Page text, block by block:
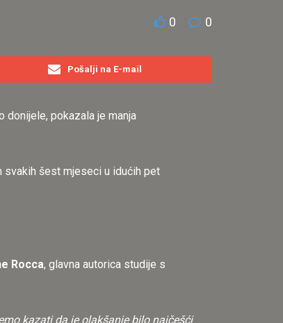
0 0
Pošalji na E-mail
donijele, pokazala je manja
svakih šest mjeseci u idućih pet
Rocca, glavna autorica studije s
kazati da je olakšanje bilo najčešći